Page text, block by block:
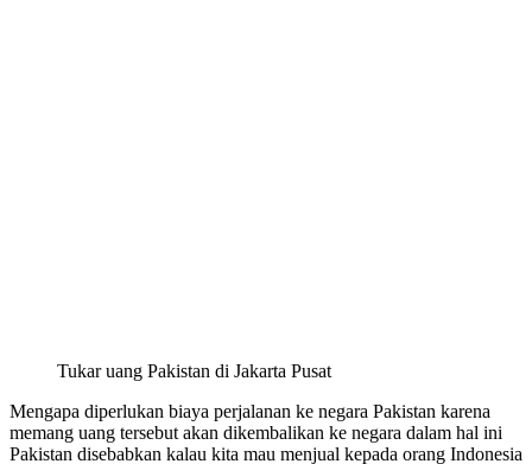
Tukar uang Pakistan di Jakarta Pusat
Mengapa diperlukan biaya perjalanan ke negara Pakistan karena
memang uang tersebut akan dikembalikan ke negara dalam hal ini
Pakistan disebabkan kalau kita mau menjual kepada orang Indonesia